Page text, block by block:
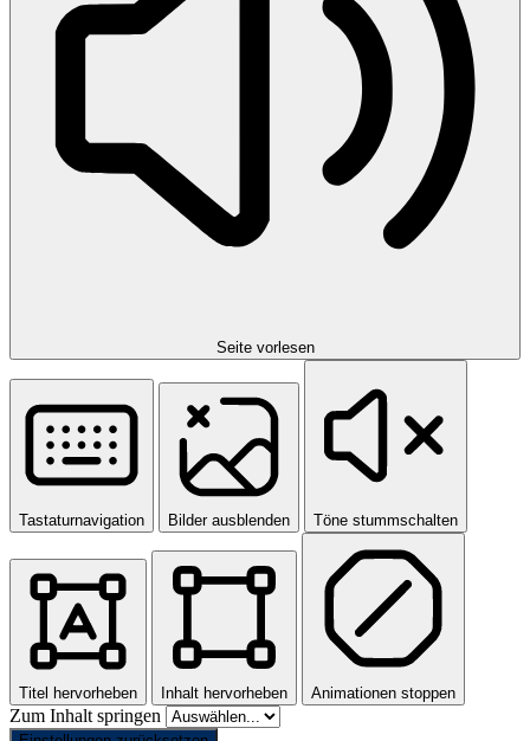
Seite vorlesen
Tastaturnavigation Bilder ausblenden Töne stummschalten
Titel hervorheben Inhalt hervorheben Animationen stoppen
Zum Inhalt springen